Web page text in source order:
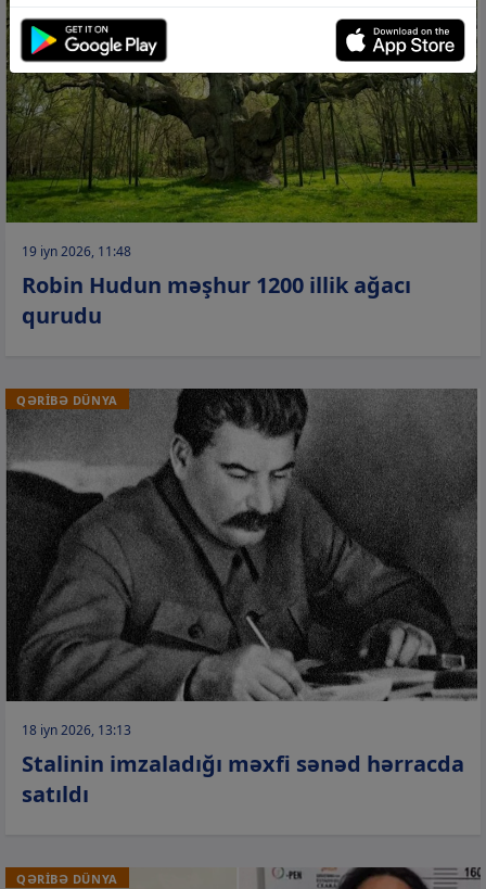
19 iyn 2026, 11:48
Robin Hudun məşhur 1200 illik ağacı
qurudu
QƏRİBƏ DÜNYA
18 iyn 2026, 13:13
Stalinin imzaladığı məxfi sənəd hərracda
satıldı
QƏRİBƏ DÜNYA